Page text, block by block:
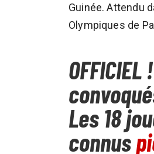
Guinée. Attendu
Olympiques de
Les 18
connus